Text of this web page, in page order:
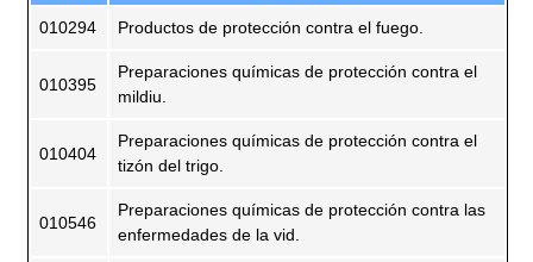
010294 Productos de protección contra el fuego.
010395
Preparaciones químicas de protección contra el
mildiu.
010404
Preparaciones químicas de protección contra el
tizón del trigo.
010546
Preparaciones químicas de protección contra las
enfermedades de la vid.